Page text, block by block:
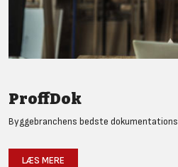
ProffDok
Byggebranchens bedste
LÆS MERE